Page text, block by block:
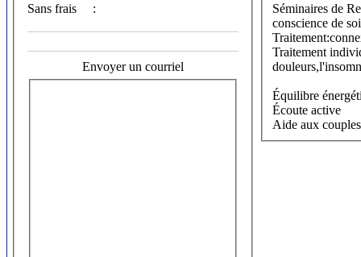
Sans frais
:
Envoyer un courriel
Séminaires de Reiki Usui: Les quatre niveaux jusqu'à la maîtrise,la
conscience de
Traitement
Équilibre
Écoute active